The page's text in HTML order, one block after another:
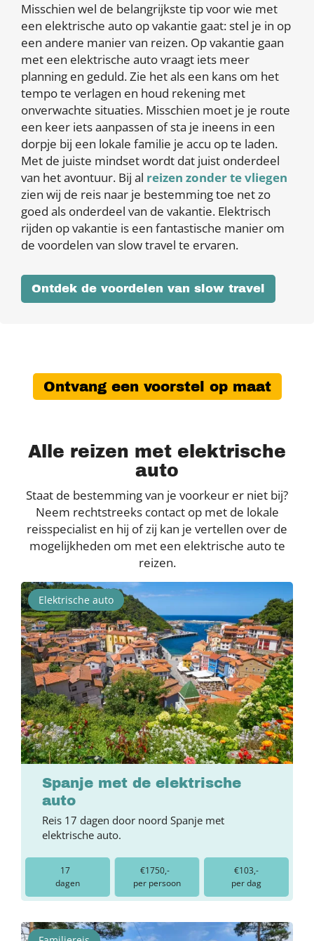
Misschien wel de belangrijkste tip voor wie met
een elektrische auto op vakantie gaat: stel je in op
een andere manier van reizen. Op vakantie gaan
met een elektrische auto vraagt iets meer
planning en geduld. Zie het als een kans om het
tempo te verlagen en houd rekening met
onverwachte situaties. Misschien moet je je route
een keer iets aanpassen of sta je ineens in een
dorpje bij een lokale familie je accu op te laden.
Met de juiste mindset wordt dat juist onderdeel
van het avontuur. Bij al reizen zonder te vliegen
zien wij de reis naar je bestemming toe net zo
goed als onderdeel van de vakantie. Elektrisch
rijden op vakantie is een fantastische manier om
de voordelen van slow travel te ervaren.
Ontdek de voordelen van slow travel
Ontvang een voorstel op maat
Alle reizen met elektrische
auto
Staat de bestemming van je voorkeur er niet bij?
Neem rechtstreeks contact op met de lokale
reisspecialist en hij of zij kan je vertellen over de
mogelijkheden om met een elektrische auto te
reizen.
Elektrische auto
Spanje met de elektrische
auto
Reis 17 dagen door noord Spanje met
elektrische auto.
17
dagen
€1750,-
per persoon
€103,-
per dag